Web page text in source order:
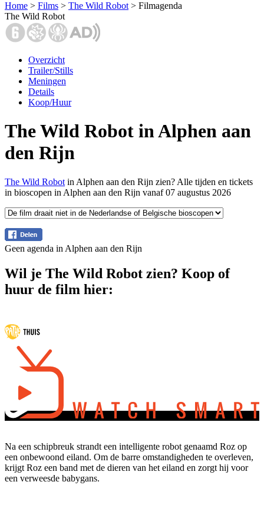
Home > Films > The Wild Robot > Filmagenda
The Wild Robot
Overzicht
Trailer/Stills
Meningen
Details
Koop/Huur
The Wild Robot in Alphen aan
den Rijn
The Wild Robot in Alphen aan den Rijn zien? Alle tijden en tickets
in bioscopen in Alphen aan den Rijn vanaf 07 augustus 2026
Geen agenda in Alphen aan den Rijn
Wil je The Wild Robot zien? Koop of
huur de film hier:
Na een schipbreuk strandt een intelligente robot genaamd Roz op
een onbewoond eiland. Om de barre omstandigheden te overleven,
krijgt Roz een band met de dieren van het eiland en zorgt hij voor
een verweesde babygans.